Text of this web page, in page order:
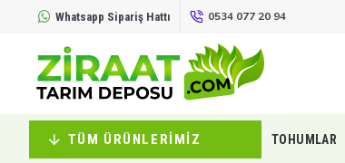
Whatsapp Sipariş Hattı 0534 077 20 94
TÜM ÜRÜNLERIMIZ TOHUMLAR